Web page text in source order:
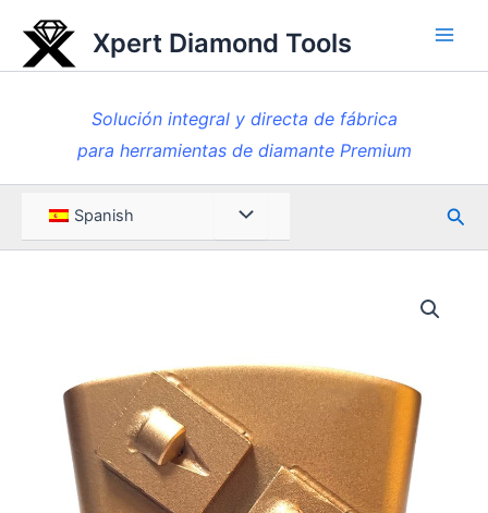
contenido
Xpert Diamond Tools
Solución integral y directa de fábrica
para herramientas de diamante Premium
Spanish Menú